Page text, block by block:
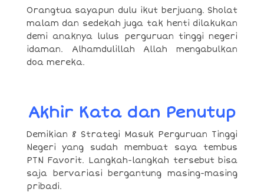
Orangtua sayapun dulu ikut berjuang. Sholat
malam dan sedekah juga tak henti dilakukan
demi anaknya lulus perguruan tinggi negeri
idaman. Alhamdulillah Allah mengabulkan
doa mereka.
Akhir Kata dan Penutup
Demikian 8 Strategi Masuk Perguruan Tinggi
Negeri yang sudah membuat saya tembus
PTN Favorit. Langkah-langkah tersebut bisa
saja bervariasi bergantung masing-masing
pribadi.